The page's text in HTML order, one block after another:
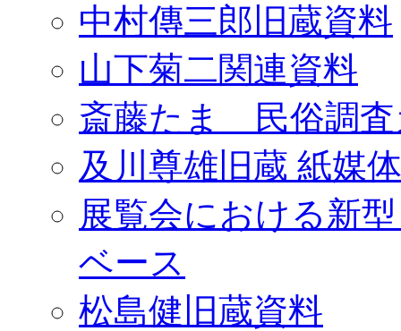
中村傳三郎旧蔵資料
山下菊二関連資料
斎藤たま 民俗調査
及川尊雄旧蔵 紙媒
展覧会における新
ベース
松島健旧蔵資料